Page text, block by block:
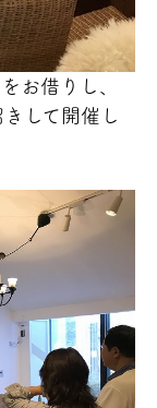
をお借りし、
きして開催し